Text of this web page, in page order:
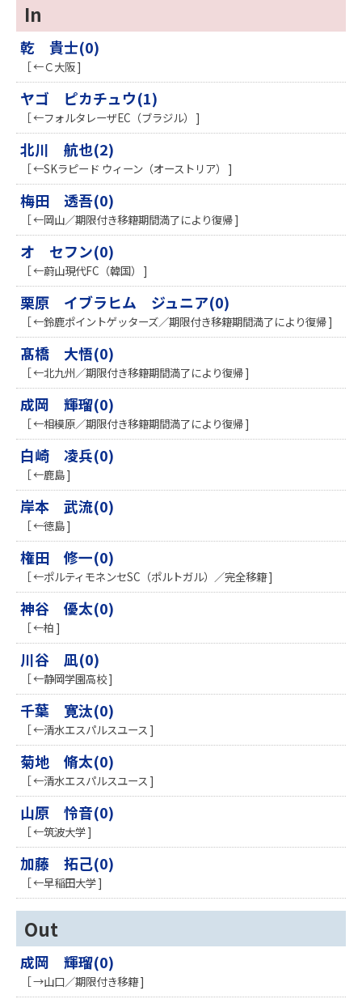
In
乾 貴士(0)
［ ←Ｃ大阪 ]
ヤゴ ピカチュウ(1)
［ ←フォルタレーザEC（ブラジル） ]
北川 航也(2)
［ ←SKラピード ウィーン（オーストリア） ]
梅田 透吾(0)
［ ←岡山／期限付き移籍期間満了により復帰 ]
オ セフン(0)
［ ←蔚山現代FC（韓国） ]
栗原 イブラヒム ジュニア(0)
［ ←鈴鹿ポイントゲッターズ／期限付き移籍期間満了により復帰 ]
髙橋 大悟(0)
［ ←北九州／期限付き移籍期間満了により復帰 ]
成岡 輝瑠(0)
［ ←相模原／期限付き移籍期間満了により復帰 ]
白崎 凌兵(0)
［ ←鹿島 ]
岸本 武流(0)
［ ←徳島 ]
権田 修一(0)
［ ←ポルティモネンセSC（ポルトガル）／完全移籍 ]
神谷 優太(0)
［ ←柏 ]
川谷 凪(0)
［ ←静岡学園高校 ]
千葉 寛汰(0)
［ ←清水エスパルスユース ]
菊地 脩太(0)
［ ←清水エスパルスユース ]
山原 怜音(0)
［ ←筑波大学 ]
加藤 拓己(0)
［ ←早稲田大学 ]
Out
成岡 輝瑠(0)
［ →山口／期限付き移籍 ]